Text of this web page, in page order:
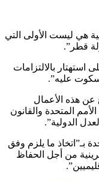
هي ليست الأولى التي
قطر”.
بالالتزامات
عليه”.
عن هذه الأعمال
المتحدة والقانون
الدولية”.
بـ”اتخاذ ما يلزم وفق
من أجل الحفاظ